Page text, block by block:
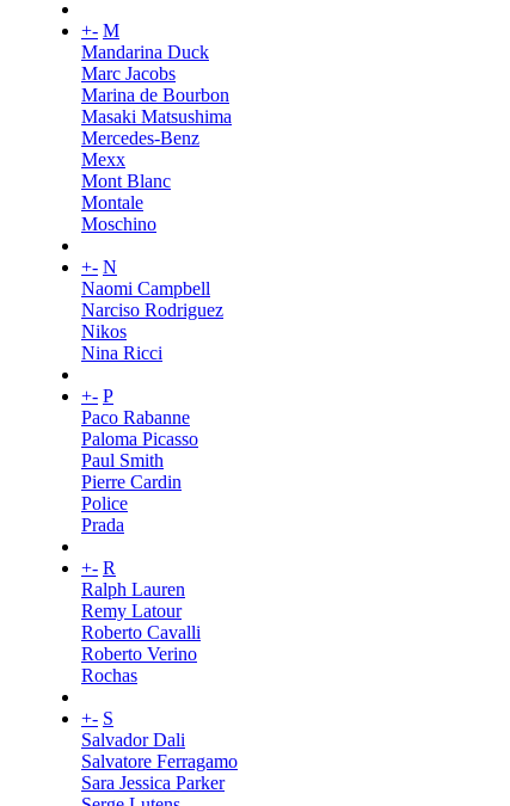
+- M
Mandarina Duck
Marc Jacobs
Marina de Bourbon
Masaki Matsushima
Mercedes-Benz
Mexx
Mont Blanc
Montale
Moschino
+- N
Naomi Campbell
Narciso Rodriguez
Nikos
Nina Ricci
+- P
Paco Rabanne
Paloma Picasso
Paul Smith
Pierre Cardin
Police
Prada
+- R
Ralph Lauren
Remy Latour
Roberto Cavalli
Roberto Verino
Rochas
+- S
Salvador Dali
Salvatore Ferragamo
Sara Jessica Parker